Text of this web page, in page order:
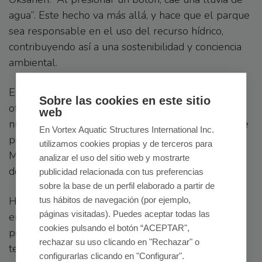
agua”. Este hecho va más allá, y hace que el parque
sea responsable en el uso del recurso hídrico,
contribuyendo así a una sostenibilidad y conciencia
ambiental.
En definitiva, con este proyecto se ha conseguido
ofrecer a los ciudadanos de la ciudad de Turku, un
nuevo espacio de ocio acuático sostenible en el que
podrán refrescarse a la vez que divertirse.
Mejorando la experiencia del parque Kupittaa al
dotarlo de un valor acuático añadido.
Hay que destacar que, este es el primer proyecto
en el que VORTEX y la empresa Puuha colaboran,
pero después del éxito y la gran acogida que ha
tenido este Splashpad, se inicia una estrecha
Sobre las cookies en este sitio
web
En Vortex Aquatic Structures International Inc.
utilizamos cookies propias y de terceros para
analizar el uso del sitio web y mostrarte
publicidad relacionada con tus preferencias
sobre la base de un perfil elaborado a partir de
tus hábitos de navegación (por ejemplo,
páginas visitadas). Puedes aceptar todas las
cookies pulsando el botón “ACEPTAR",
rechazar su uso clicando en "Rechazar" o
configurarlas clicando en "Configurar".